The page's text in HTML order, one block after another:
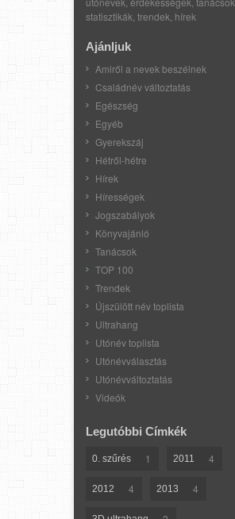
statisztikák, trendek, hírek
Ajánljuk
Amiről a nevek beszélnek
Családnév változtatás
Egészség
Egyéb
Gyerekszáj
Hétről-hétre
Hírek
Hírességek
Jogszabályok
Könyvajánló
Tanácsok
TOP 100
Trendek
Újszülött név toplista
Ultrahang
Utónév toplista
Utónévválasztás
Utónévváltoztatás
Videók
Legutóbbi Címkék
0. szűrés 1 2011 4
2012 4 2013 4